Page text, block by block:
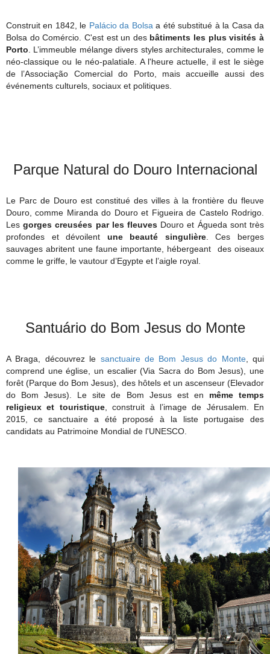
Construit en 1842, le Palácio da Bolsaa été substitué à la Casa da
Bolsa do Comércio. C'est est un des bâtiments les plus visités à
Porto. L’immeuble mélange divers styles architecturales, comme le
néo-classique ou le néo-palatiale. A l'heure actuelle, il est le siège
de l’Associação Comercial do Porto, mais accueille aussi des
événements culturels, sociaux et politiques.
Parque Natural do Douro Internacional
Le Parc de Douro est constitué des villes à la frontière du fleuve
Douro, comme Miranda do Douro et Figueira de Castelo Rodrigo.
Lesgorges creusées par les fleuves Douro et Águeda sont très
profondes et dévoilent une beauté singulière. Ces berges
sauvages abritent une faune importante, hébergeant des oiseaux
comme le griffe, le vautour d’Egypte et l’aigle royal.
Santuário do Bom Jesus do Monte
A Braga, découvrez le sanctuaire de Bom Jesus do Monte, qui
comprend une église, un escalier (Via Sacra do Bom Jesus), une
forêt (Parque do Bom Jesus), des hôtels et un ascenseur (Elevador
do Bom Jesus). Le site de Bom Jesus est en même temps
religieux et touristique, construit à l’image de Jérusalem. En
2015, ce sanctuaire a été proposé à la liste portugaise des
candidats au Patrimoine Mondial de l'UNESCO.